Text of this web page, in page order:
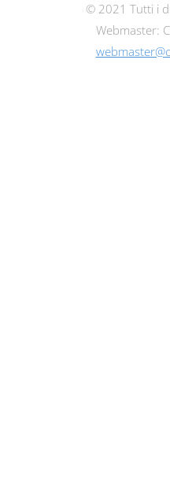
© 2021 Tutti i
Webmaster: